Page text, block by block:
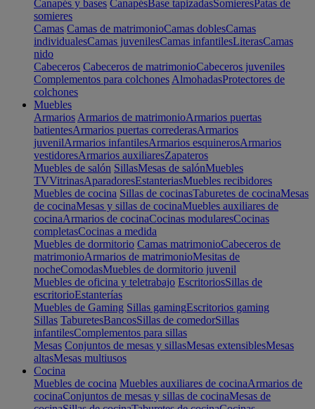
Canapés y bases CanapésBase tapizadasSomieresPatas de
somieres
Camas Camas de matrimonioCamas doblesCamas
individualesCamas juvenilesCamas infantilesLiterasCamas
nido
Cabeceros Cabeceros de matrimonioCabeceros juveniles
Complementos para colchones AlmohadasProtectores de
colchones
Muebles
Armarios Armarios de matrimonioArmarios puertas
batientesArmarios puertas correderasArmarios
juvenilArmarios infantilesArmarios esquinerosArmarios
vestidoresArmarios auxiliaresZapateros
Muebles de salón SillasMesas de salónMuebles
TVVitrinasAparadoresEstanteriasMuebles recibidores
Muebles de cocina Sillas de cocinasTaburetes de cocinaMesas
de cocinaMesas y sillas de cocinaMuebles auxiliares de
cocinaArmarios de cocinaCocinas modularesCocinas
completasCocinas a medida
Muebles de dormitorio Camas matrimonioCabeceros de
matrimonioArmarios de matrimonioMesitas de
nocheComodasMuebles de dormitorio juvenil
Muebles de oficina y teletrabajo EscritoriosSillas de
escritorioEstanterías
Muebles de Gaming Sillas gamingEscritorios gaming
Sillas TaburetesBancosSillas de comedorSillas
infantilesComplementos para sillas
Mesas Conjuntos de mesas y sillasMesas extensiblesMesas
altasMesas multiusos
Cocina
Muebles de cocina Muebles auxiliares de cocinaArmarios de
cocinaConjuntos de mesas y sillas de cocinaMesas de